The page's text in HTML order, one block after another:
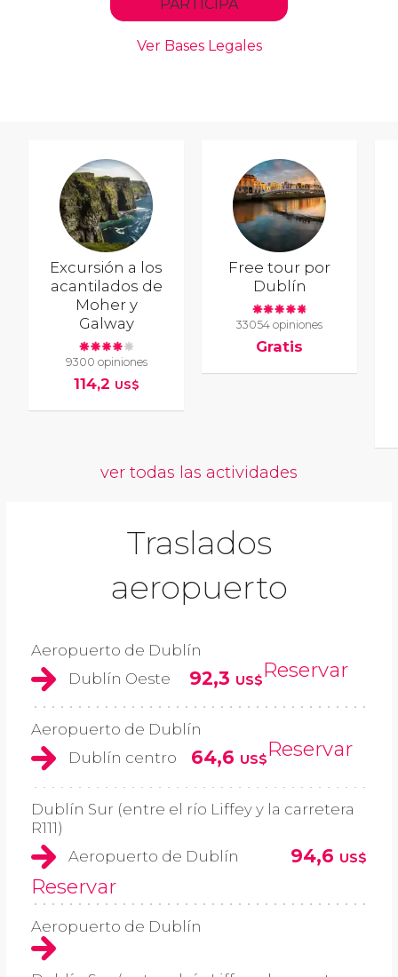
Excursión a los
acantilados de
Moher y
Galway
9300 opiniones
114,2 US$
Free tour por
Dublín
33054 opiniones
Gratis
ver todas las actividades
Traslados
aeropuerto
Aeropuerto de Dublín
Dublín Oeste
92,3 US$Reservar
Aeropuerto de Dublín
Dublín centro
64,6 US$Reservar
Dublín Sur (entre el río Liffey y la carretera
R111)
Aeropuerto de Dublín
94,6 US$
Reservar
Aeropuerto de Dublín